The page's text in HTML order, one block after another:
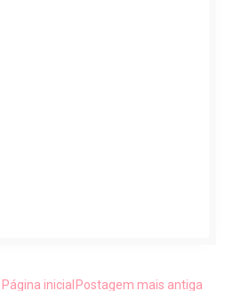
Postagem mais antiga
Página inicial